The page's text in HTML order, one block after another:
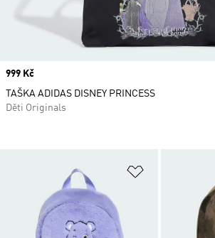
Přidat do
Price
999 Kč
TAŠKA ADIDAS DISNEY PRINCESS
Děti Originals